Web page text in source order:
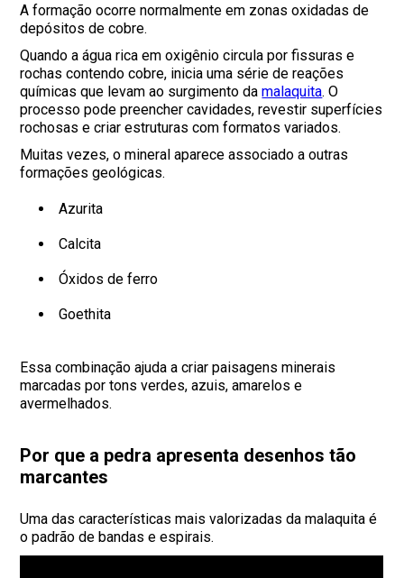
A formação ocorre normalmente em zonas oxidadas de
depósitos de cobre.
Quando a água rica em oxigênio circula por fissuras e
rochas contendo cobre, inicia uma série de reações
químicas que levam ao surgimento damalaquita. O
processo pode preencher cavidades, revestir superfícies
rochosas e criar estruturas com formatos variados.
Muitas vezes, o mineral aparece associado a outras
formações geológicas.
Azurita
Calcita
Óxidos de ferro
Goethita
Essa combinação ajuda a criar paisagens minerais
marcadas por tons verdes, azuis, amarelos e
avermelhados.
Por que a pedra apresenta desenhos tão
marcantes
Uma das características mais valorizadas da malaquita é
o padrão de bandas e espirais.